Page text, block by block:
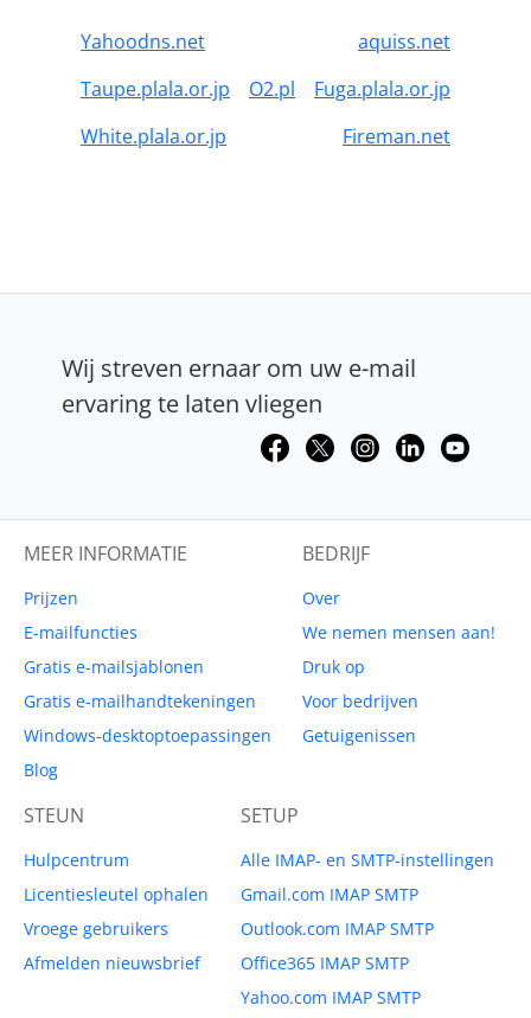
Yahoodns.net
aquiss.net
Taupe.plala.or.jp
O2.pl
Fuga.plala.or.jp
White.plala.or.jp
Fireman.net
Wij streven ernaar om uw e-mail
ervaring te laten vliegen
MEER INFORMATIE
Prijzen
E-mailfuncties
Gratis e-mailsjablonen
Gratis e-mailhandtekeningen
Windows-desktoptoepassingen
Blog
BEDRIJF
Over
We nemen mensen aan!
Druk op
Voor bedrijven
Getuigenissen
STEUN
Hulpcentrum
Licentiesleutel ophalen
Vroege gebruikers
Afmelden nieuwsbrief
SETUP
Alle IMAP- en SMTP-instellingen
Gmail.com IMAP SMTP
Outlook.com IMAP SMTP
Office365 IMAP SMTP
Yahoo.com IMAP SMTP